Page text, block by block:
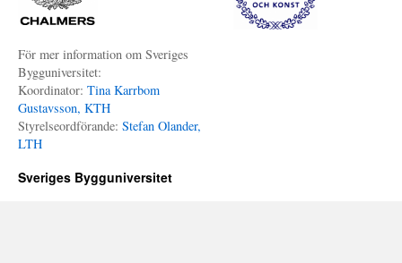
För mer information om Sveriges
Bygguniversitet:
Koordinator: Tina Karrbom
Gustavsson, KTH
Styrelseordförande: Stefan Olander,
LTH
Sveriges Bygguniversitet